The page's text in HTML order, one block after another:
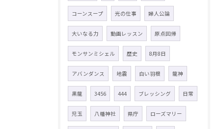
コーンスープ 光の仕事 婦人公論
大いなる力 動画レッスン 原点回帰
モンサンミシェル 歴史 8月8日
アバンダンス 地震 白い羽根 龍神
黒龍 3456 444 ブレッシング 日常
児玉 八幡神社 県庁 ローズマリー